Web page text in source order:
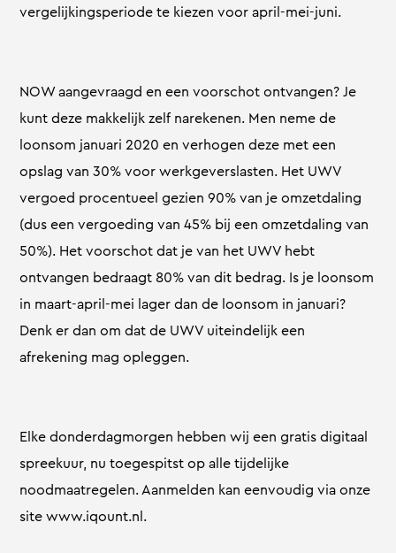
vergelijkingsperiode te kiezen voor april-mei-juni.
NOW aangevraagd en een voorschot ontvangen? Je
kunt deze makkelijk zelf narekenen. Men neme de
loonsom januari 2020 en verhogen deze met een
opslag van 30% voor werkgeverslasten. Het UWV
vergoed procentueel gezien 90% van je omzetdaling
(dus een vergoeding van 45% bij een omzetdaling van
50%). Het voorschot dat je van het UWV hebt
ontvangen bedraagt 80% van dit bedrag. Is je loonsom
in maart-april-mei lager dan de loonsom in januari?
Denk er dan om dat de UWV uiteindelijk een
afrekening mag opleggen.
Elke donderdagmorgen hebben wij een gratis digitaal
spreekuur, nu toegespitst op alle tijdelijke
noodmaatregelen. Aanmelden kan eenvoudig via onze
site www.iqount.nl.